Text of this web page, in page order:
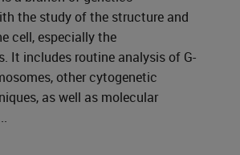
the study of the structure and
cell, especially the
It includes routine analysis of G-
other cytogenetic
as well as molecular